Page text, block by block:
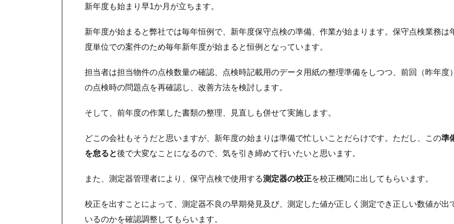
新年度も始まり早1か月が立ちます。
新年度が始まると弊社では毎年恒例で、新年度保守点検の準備、作業が始まります。保守点検業務は
度単位での案件のため毎年新年度が始まると恒例となっています。
担当者は担当物件の点検数量の確認、点検時記載用のデータ用紙の整理準備をしつつ、前回（昨年度
の点検時の問題点を再確認し、改善方法を検討します。
そして、前年度の作業した書類の整理、見直しも併せて実施します。
どこの会社もそうだと思いますが、新年度の始まりは準備で忙しいことだらけです。ただし、この準
を怠ると後で大変なことになるので、気を引き締めて行いたいと思います。
また、測定器管理者により、保守点検で使用する測定器の校正を校正機関に出してもらいます。
校正を出すことによって、測定器不良の早期発見及び、測定した値が正しく測定でき正しい数値が出
いるのかを確認調整してもらいます。